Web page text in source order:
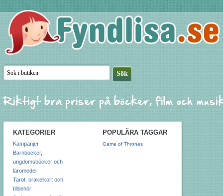
KATEGORIER
Kampanjer
Barnböcker,
ungdomsböcker och
läromedel
Tarot, orakelkort och
tillbehör
POPULÄRA TAGGAR
Game of Thrones